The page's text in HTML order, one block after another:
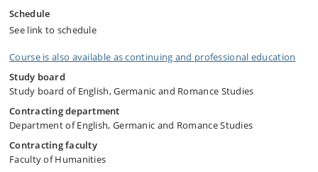
Schedule
See link to schedule
Course is also available as continuing and professional education
Study board
Study board of English, Germanic and Romance Studies
Contracting department
Department of English, Germanic and Romance Studies
Contracting faculty
Faculty of Humanities